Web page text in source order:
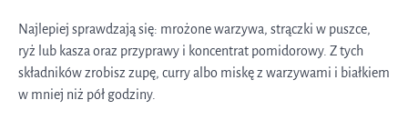
Najlepiej sprawdzają się: mrożone warzywa, strączki w puszce,
ryż lub kasza oraz przyprawy i koncentrat pomidorowy. Z tych
składników zrobisz zupę, curry albo miskę z warzywami i białkiem
w mniej niż pół godziny.